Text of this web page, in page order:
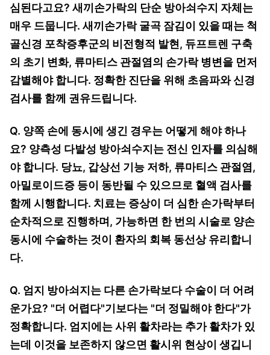
심된다고요? 새끼손가락의 단순 방아쇠수지 자체는
매우 드뭅니다. 새끼손가락 굴곡 잠김이 있을 때는 척
골신경 포착증후군의 비전형적 발현, 듀프트렌 구축
의 초기 변화, 류마티스 관절염의 손가락 병변을 먼저
감별해야 합니다. 정확한 진단을 위해 초음파와 신경
검사를 함께 권유드립니다.
Q. 양쪽 손에 동시에 생긴 경우는 어떻게 해야 하나
요? 양측성 다발성 방아쇠수지는 전신 인자를 의심해
야 합니다. 당뇨, 갑상선 기능 저하, 류마티스 관절염,
아밀로이드증 등이 동반될 수 있으므로 혈액 검사를
함께 시행합니다. 치료는 증상이 더 심한 손가락부터
순차적으로 진행하며, 가능하면 한 번의 시술로 양손
동시에 수술하는 것이 환자의 회복 동선상 유리합니
다.
Q. 엄지 방아쇠지는 다른 손가락보다 수술이 더 어려
운가요? "더 어렵다"기보다는 "더 정밀해야 한다"가
정확합니다. 엄지에는 사위 활차라는 추가 활차가 있
는데 이것을 보존하지 않으면 활시위 현상이 생깁니